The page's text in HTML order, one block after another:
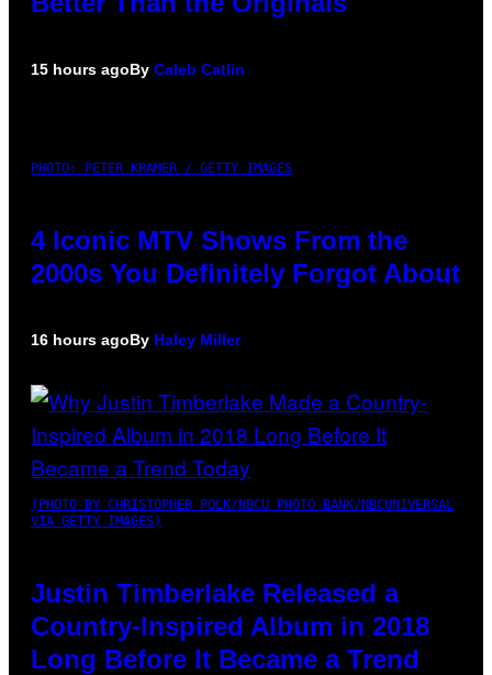
15 hours agoBy Caleb Catlin
PHOTO: PETER KRAMER / GETTY IMAGES
4 Iconic MTV Shows From the
2000s You Definitely Forgot About
16 hours agoBy Haley Miller
(PHOTO BY CHRISTOPHER POLK/NBCU PHOTO BANK/NBCUNIVERSAL
VIA GETTY IMAGES)
Justin Timberlake Released a
Country-Inspired Album in 2018
Long Before It Became a Trend